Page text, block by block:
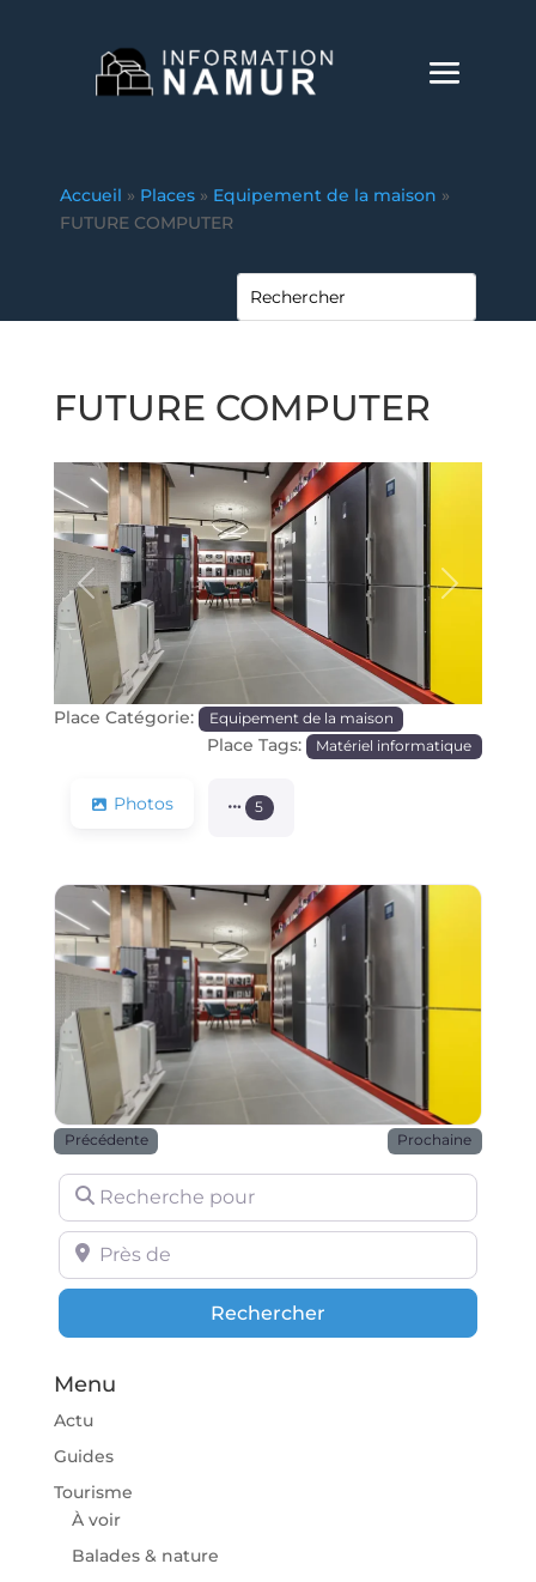
Accueil » Places » Equipement de la maison »
FUTURE COMPUTER
FUTURE COMPUTER
Précédente Prochaine
Place Catégorie: Equipement de la maison
Place Tags: Matériel informatique
Photos 5
Précédente Prochaine
Recherche pour
Près de
RechercherRechercher
Menu
Actu
Guides
Tourisme
À voir
Balades & nature